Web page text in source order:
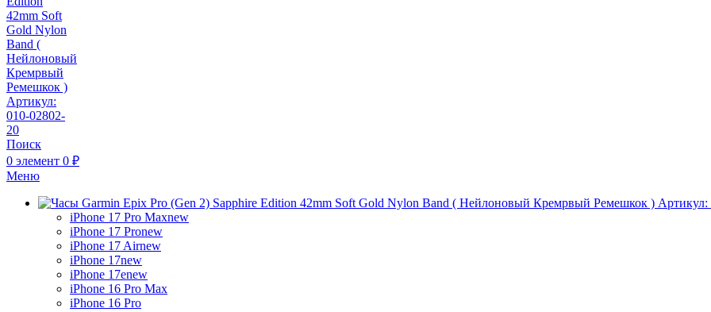
Поиск
0 элемент 0 ₽
Меню
iPhone 17 Pro Maxnew
iPhone 17 Pronew
iPhone 17 Airnew
iPhone 17new
iPhone 17enew
iPhone 16 Pro Max
iPhone 16 Pro